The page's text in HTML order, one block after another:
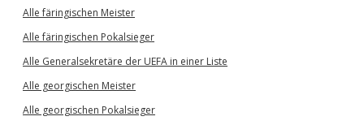
Alle färingischen Meister
Alle färingischen Pokalsieger
Alle Generalsekretäre der UEFA in einer Liste
Alle georgischen Meister
Alle georgischen Pokalsieger